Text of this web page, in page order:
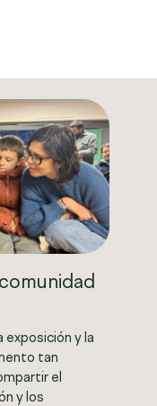
exposición y la
tan
el
y los